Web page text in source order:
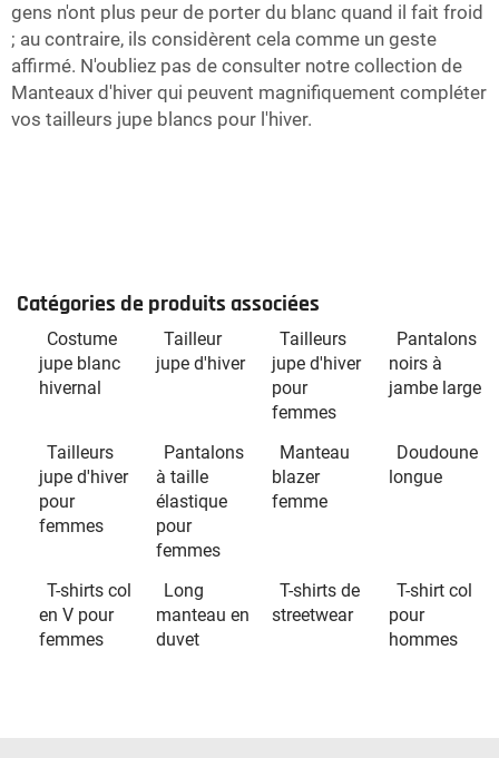
gens n'ont plus peur de porter du blanc quand il fait froid
; au contraire, ils considèrent cela comme un geste
affirmé. N'oubliez pas de consulter notre collection de
Manteaux d'hiver qui peuvent magnifiquement compléter
vos tailleurs jupe blancs pour l'hiver.
Catégories de produits associées
Costume
jupe blanc
hivernal
Tailleur
jupe d'hiver
Tailleurs
jupe d'hiver
pour
femmes
Pantalons
noirs à
jambe large
Tailleurs
jupe d'hiver
pour
femmes
Pantalons
à taille
élastique
pour
femmes
Manteau
blazer
femme
Doudoune
longue
T-shirts col
en V pour
femmes
Long
manteau en
duvet
T-shirts de
streetwear
T-shirt col
pour
hommes